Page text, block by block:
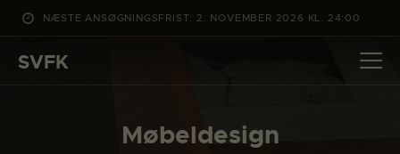
NÆSTE ANSØGNINGSFRIST: 2. NOVEMBER 2026 KL. 24:00
SVFK
Møbeldesign
DET SKER